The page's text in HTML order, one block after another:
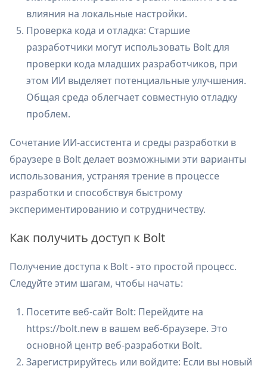
влияния на локальные настройки.
Проверка кода и отладка: Старшие
разработчики могут использовать Bolt для
проверки кода младших разработчиков, при
этом ИИ выделяет потенциальные улучшения.
Общая среда облегчает совместную отладку
проблем.
Сочетание ИИ-ассистента и среды разработки в
браузере в Bolt делает возможными эти варианты
использования, устраняя трение в процессе
разработки и способствуя быстрому
экспериментированию и сотрудничеству.
Как получить доступ к Bolt
Получение доступа к Bolt - это простой процесс.
Следуйте этим шагам, чтобы начать:
Посетите веб-сайт Bolt: Перейдите на
https://bolt.new в вашем веб-браузере. Это
основной центр веб-разработки Bolt.
Зарегистрируйтесь или войдите: Если вы новый